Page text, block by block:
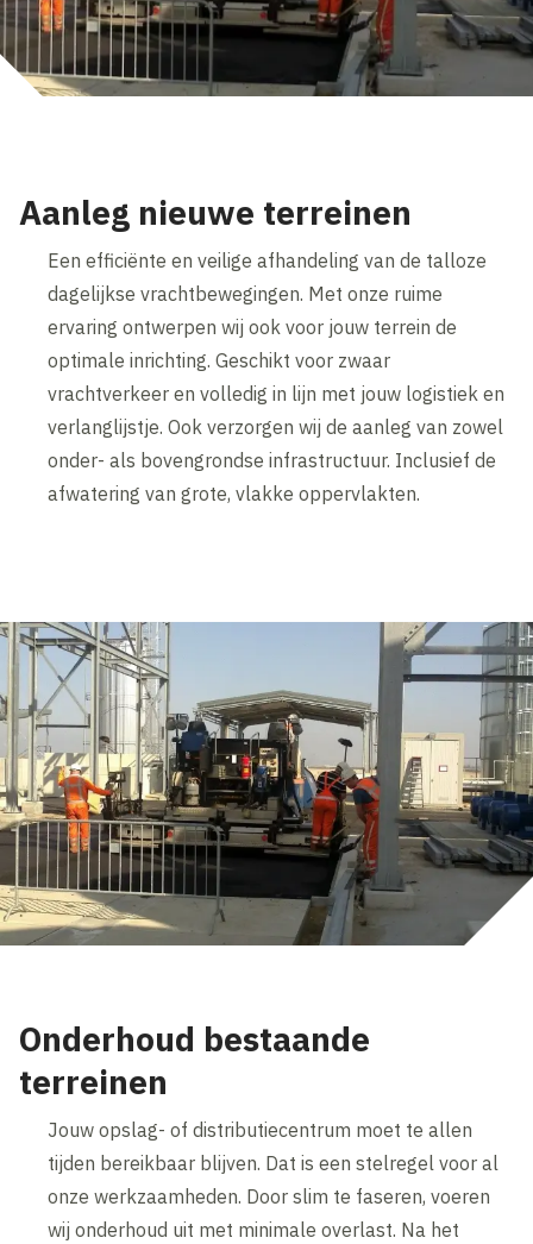
Aanleg nieuwe terreinen
Een efficiënte en veilige afhandeling van de talloze
dagelijkse vrachtbewegingen. Met onze ruime
ervaring ontwerpen wij ook voor jouw terrein de
optimale inrichting. Geschikt voor zwaar
vrachtverkeer en volledig in lijn met jouw logistiek en
verlanglijstje. Ook verzorgen wij de aanleg van zowel
onder- als bovengrondse infrastructuur. Inclusief de
afwatering van grote, vlakke oppervlakten.
Onderhoud bestaande
terreinen
Jouw opslag- of distributiecentrum moet te allen
tijden bereikbaar blijven. Dat is een stelregel voor al
onze werkzaamheden. Door slim te faseren, voeren
wij onderhoud uit met minimale overlast. Na het